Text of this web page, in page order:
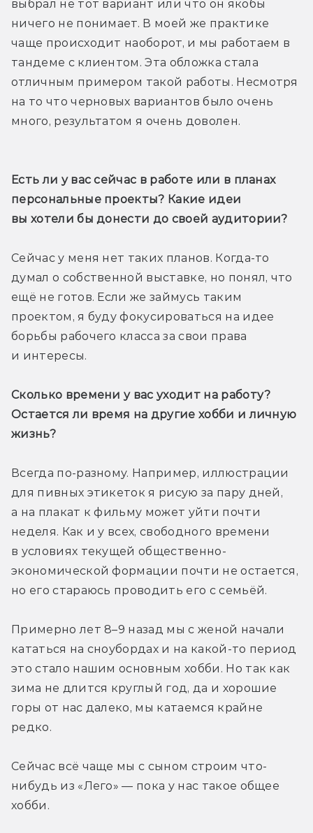
выбрал не тот вариант или что он якобы
ничего не понимает. В моей же практике
чаще происходит наоборот, и мы работаем в
тандеме с клиентом. Эта обложка стала
отличным примером такой работы. Несмотря
на то что черновых вариантов было очень
много, результатом я очень доволен.
Есть ли у вас сейчас в работе или в планах
персональные проекты? Какие идеи
вы хотели бы донести до своей аудитории?
Сейчас у меня нет таких планов. Когда-то
думал о собственной выставке, но понял, что
ещё не готов. Если же займусь таким
проектом, я буду фокусироваться на идее
борьбы рабочего класса за свои права
и интересы.
Сколько времени у вас уходит на работу?
Остается ли время на другие хобби и личную
жизнь?
Всегда по-разному. Например, иллюстрации
для пивных этикеток я рисую за пару дней,
а на плакат к фильму может уйти почти
неделя. Как и у всех, свободного времени
в условиях текущей общественно-
экономической формации почти не остается,
но его стараюсь проводить его с семьёй.
Примерно лет 8–9 назад мы с женой начали
кататься на сноубордах и на какой-то период
это стало нашим основным хобби. Но так как
зима не длится круглый год, да и хорошие
горы от нас далеко, мы катаемся крайне
редко.
Сейчас всё чаще мы с сыном строим что-
нибудь из «Лего» — пока у нас такое общее
хобби.